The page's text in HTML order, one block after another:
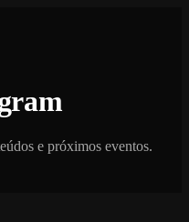
e próximos eventos.